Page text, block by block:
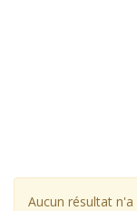
Aucun résultat